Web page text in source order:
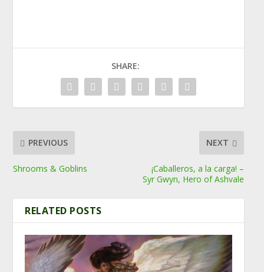
SHARE:
PREVIOUS
Shrooms & Goblins
NEXT
¡Caballeros, a la carga! –
Syr Gwyn, Hero of Ashvale
RELATED POSTS